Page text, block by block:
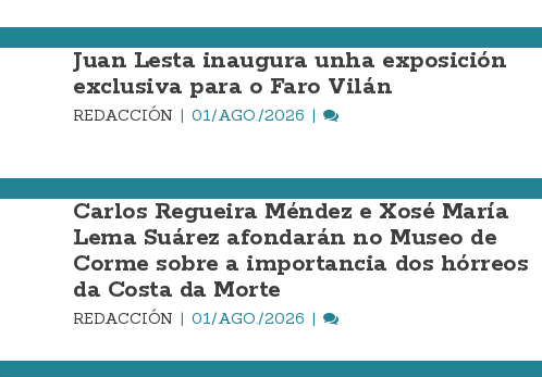
Juan Lesta inaugura unha exposición
exclusiva para o Faro Vilán
REDACCIÓN 01/AGO./2026
Carlos Regueira Méndez e Xosé María
Lema Suárez afondarán no Museo de
Corme sobre a importancia dos hórreos
da Costa da Morte
REDACCIÓN 01/AGO./2026